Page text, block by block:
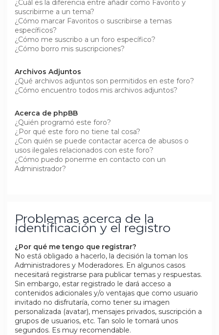
¿Cuál es la diferencia entre añadir como Favorito y
suscribirme a un tema?
¿Cómo marcar Favoritos o suscribirse a temas
específicos?
¿Cómo me suscribo a un foro específico?
¿Cómo borro mis suscripciones?
Archivos Adjuntos
¿Qué archivos adjuntos son permitidos en este foro?
¿Cómo encuentro todos mis archivos adjuntos?
Acerca de phpBB
¿Quién programó este foro?
¿Por qué este foro no tiene tal cosa?
¿Con quién se puede contactar acerca de abusos o
usos ilegales relacionados con este foro?
¿Cómo puedo ponerme en contacto con un
Administrador?
Problemas acerca de la
identificación y el registro
¿Por qué me tengo que registrar?
No está obligado a hacerlo, la decisión la toman los
Administradores y Moderadores. En algunos casos
necesitará registrarse para publicar temas y respuestas.
Sin embargo, estar registrado le dará acceso a
contenidos adicionales y/o ventajas que como usuario
invitado no disfrutaría, como tener su imagen
personalizada (avatar), mensajes privados, suscripción a
grupos de usuarios, etc. Tan solo le tomará unos
segundos. Es muy recomendable.